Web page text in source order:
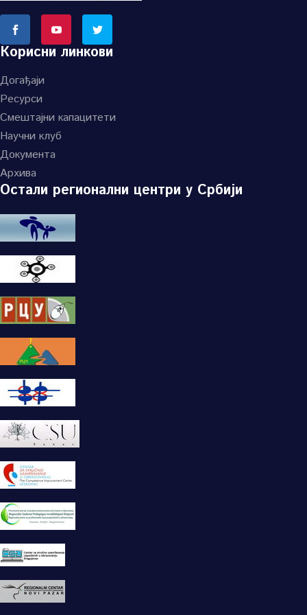
Корисни линкови
Догађаји
Ресурси
Смештајни капацитети
Научни клуб
Документа
Архива
Остали регионални центри у Србији